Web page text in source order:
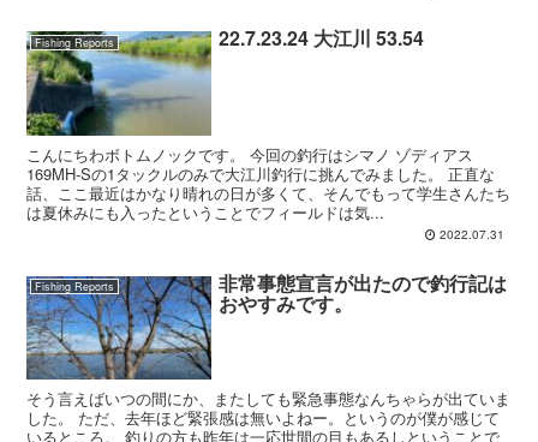
Fishing Reports 22.7.23.24 大江川 53.54
こんにちわボトムノックです。 今回の釣行はシマノ ゾディアス
169MH-Sの1タックルのみで大江川釣行に挑んでみました。 正直な
話、ここ最近はかなり晴れの日が多くて、そんでもって学生さんたち
は夏休みにも入ったということでフィールドは気...
2022.07.31
Fishing Reports 非常事態宣言が出たので釣行記は
おやすみです。
そう言えばいつの間にか、またしても緊急事態なんちゃらが出ていま
した。 ただ、去年ほど緊張感は無いよねー。というのが僕が感じて
いるところ。 釣りの方も昨年は一応世間の目もあるしということで